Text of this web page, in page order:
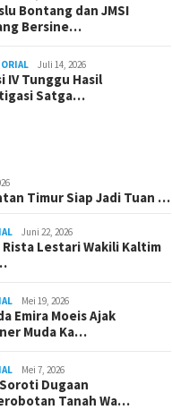
Bontang dan JMSI
Bersine…
Juli 14, 2026
IV Tunggu Hasil
Satga…
Timur Siap Jadi Tuan …
Juni 22, 2026
Lestari Wakili Kaltim
Mei 19, 2026
Emira Moeis Ajak
Muda Ka…
Mei 7, 2026
Soroti Dugaan
Tanah Wa…